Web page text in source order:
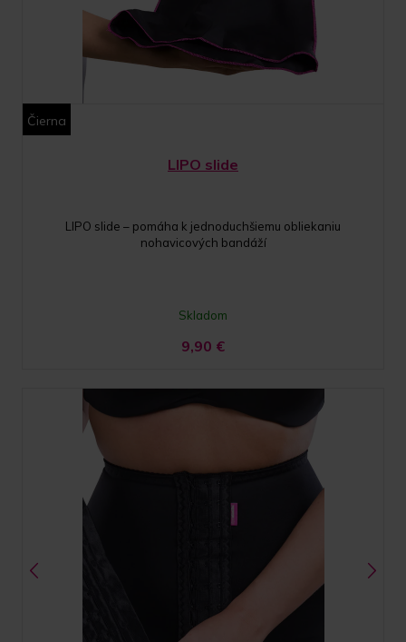
Čierna
LIPO slide
LIPO slide – pomáha k jednoduchšiemu obliekaniu
nohavicových bandáží
Skladom
9,90 €